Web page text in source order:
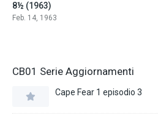
8½ (1963)
Feb. 14, 1963
CB01 Serie Aggiornamenti
Cape Fear 1 episodio 3